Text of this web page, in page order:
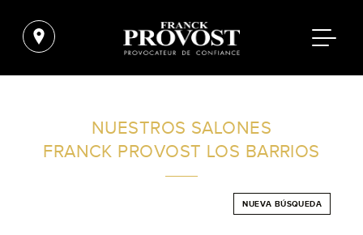
FILTROS AVANZADOS
NUESTROS SALONES
FRANCK PROVOST LOS BARRIOS
NUEVA BÚSQUEDA